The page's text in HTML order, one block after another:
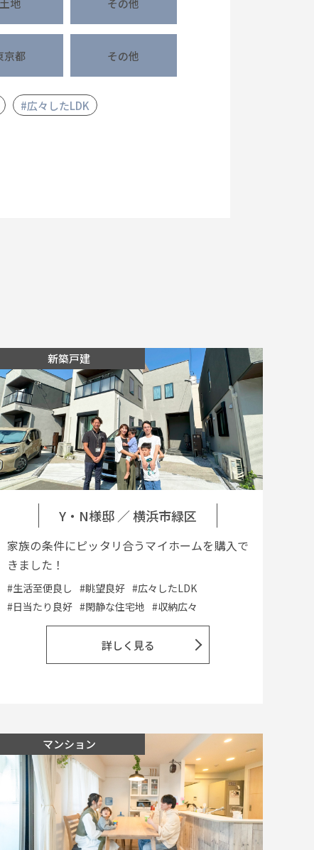
京都 その他
#広々したLDK
新築戸建
Y・N様邸 ／横浜市緑区
家族の条件にピッタリ合うマイホームを購入で
きました！
#生活至便良し #眺望良好 #広々したLDK
#日当たり良好 #閑静な住宅地 #収納広々
詳しく見る
マンション